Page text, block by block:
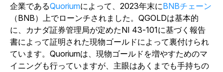
企業であるQuoriumによって、2023年末にBNBチェーン
（BNB）上でローンチされました。QGOLDは基本的
に、カナダ証券管理局が定めたNI 43-101に基づく報告
書によって証明された現物ゴールドによって裏付けられ
ています。Quoriumは、現物ゴールドを増やすためのマ
イニングも行っていますが、主眼はあくまでも手持ちの